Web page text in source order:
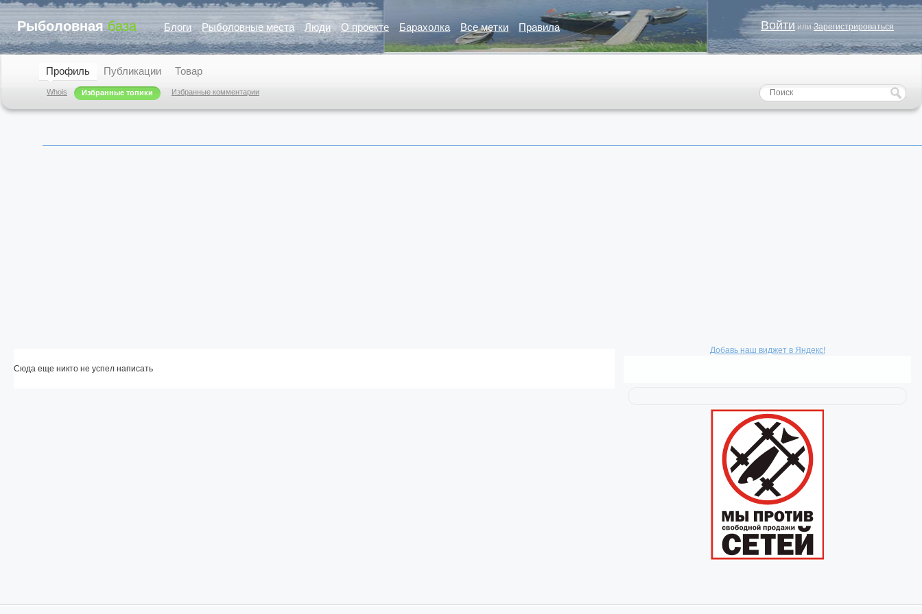
Рыболовнаябаза Блоги Рыболовные места Люди О проекте Барахолка Все метки Правила Войти или Зарегистрироваться
Профиль
Whois Избранные топики Избранные комментарии
Публикации Товар
Сюда еще никто не успел написать
Добавь наш виджет в Яндекс!